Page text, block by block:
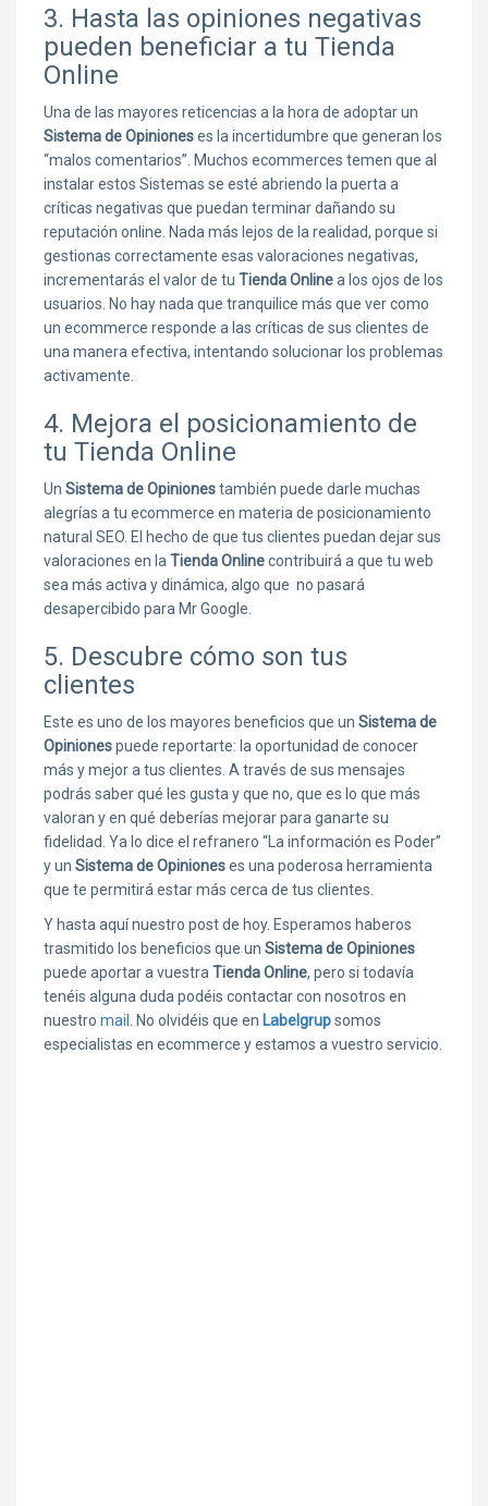
3. Hasta las opiniones negativas
pueden beneficiar a tu Tienda
Online
Una de las mayores reticencias a la hora de adoptar un
Sistema de Opinioneses la incertidumbre que generan los
“malos comentarios”. Muchos ecommerces temen que al
instalar estos Sistemas se esté abriendo la puerta a
críticas negativas que puedan terminar dañando su
reputación online. Nada más lejos de la realidad, porque si
gestionas correctamente esas valoraciones negativas,
incrementarás el valor de tu Tienda Onlinea los ojos de los
usuarios. No hay nada que tranquilice más que ver como
un ecommerce responde a las críticas de sus clientes de
una manera efectiva, intentando solucionar los problemas
activamente.
4. Mejora el posicionamiento de
tu Tienda Online
Un Sistema de Opinionestambién puede darle muchas
alegrías a tu ecommerce en materia de posicionamiento
natural SEO. El hecho de que tus clientes puedan dejar sus
valoraciones en la Tienda Onlinecontribuirá a que tu web
sea más activa y dinámica, algo que no pasará
desapercibido para Mr Google.
5. Descubre cómo son tus
clientes
Este es uno de los mayores beneficios que un Sistema de
Opinionespuede reportarte: la oportunidad de conocer
más y mejor a tus clientes. A través de sus mensajes
podrás saber qué les gusta y que no, que es lo que más
valoran y en qué deberías mejorar para ganarte su
fidelidad. Ya lo dice el refranero “La información es Poder”
y un Sistema de Opinioneses una poderosa herramienta
que te permitirá estar más cerca de tus clientes.
Y hasta aquí nuestro post de hoy. Esperamos haberos
trasmitido los beneficios que un Sistema de Opiniones
puede aportar a vuestra Tienda Online, pero si todavía
tenéis alguna duda podéis contactar con nosotros en
nuestro mail . No olvidéis que en Labelgrupsomos
especialistas en ecommerce y estamos a vuestro servicio.